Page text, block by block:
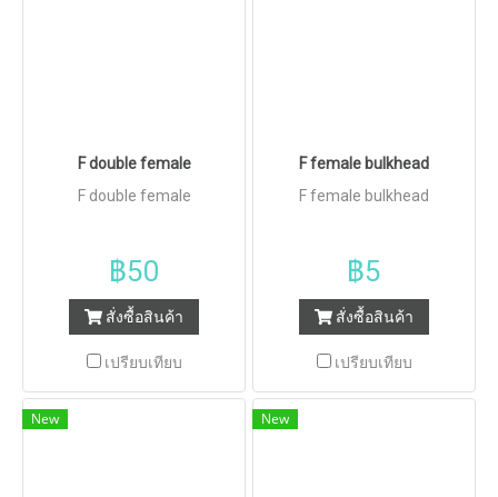
F double female
F double female
฿50
สั่งซื้อสินค้า
เปรียบเทียบ
F female bulkhead
F female bulkhead
฿5
สั่งซื้อสินค้า
เปรียบเทียบ
New New